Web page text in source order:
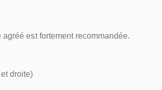
est fortement recommandée.
droite)